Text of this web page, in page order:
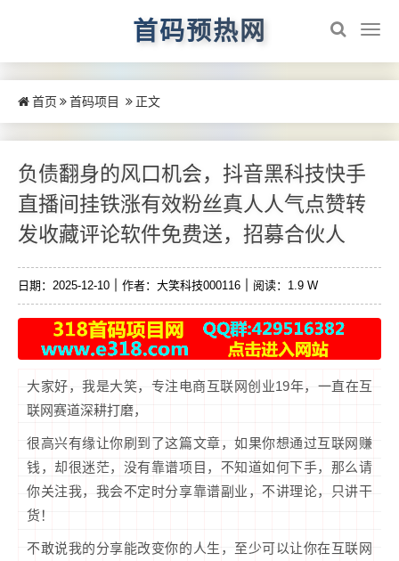
首码预热网
首页 首码项目 正文
负债翻身的风口机会，抖音黑科技快手
直播间挂铁涨有效粉丝真人人气点赞转
发收藏评论软件免费送，招募合伙人
日期：2025-12-10 作者：大笑科技000116 阅读：1.9 W
大家好，我是大笑，专注电商互联网创业19年，一直在互
联网赛道深耕打磨，
很高兴有缘让你刷到了这篇文章，如果你想通过互联网赚
钱，却很迷茫，没有靠谱项目，不知道如何下手，那么请
你关注我，我会不定时分享靠谱副业，不讲理论，只讲干
货！
不敢说我的分享能改变你的人生，至少可以让你在互联网